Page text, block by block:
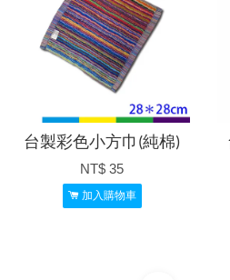
台製彩色小方巾(純棉)
NT$ 35
加入購物車